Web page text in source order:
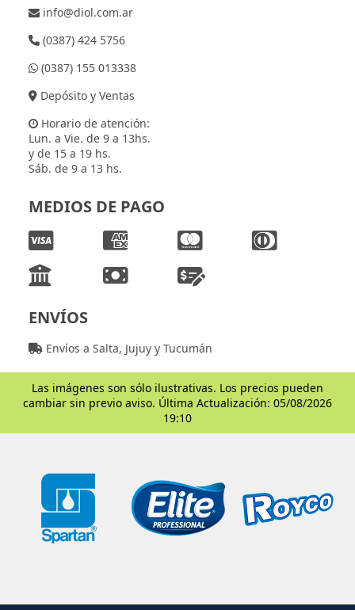
info@diol.com.ar
(0387) 424 5756
(0387) 155 013338
Depósito y Ventas
Horario de atención:
Lun. a Vie. de 9 a 13hs.
y de 15 a 19 hs.
Sáb. de 9 a 13 hs.
MEDIOS DE PAGO
ENVÍOS
Envíos a Salta, Jujuy y Tucumán
Las imágenes son sólo ilustrativas. Los precios pueden
cambiar sin previo aviso. Última Actualización: 05/08/2026
19:10